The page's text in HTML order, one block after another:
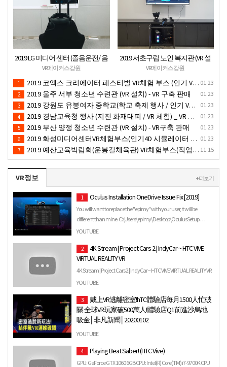
2019 LG 미디어 센터 (졸음운전/ 음
주운전 체험 행사) VR 체험 - VR 렌탈
대여 행사
VR메이커스강원
2019 서초구립 노인 복지관 (VR 설
치) - VR 구축 판매
VR메이커스강원
01.23
1 2019 코엑스 크리에이터 페스티벌 VR체험 부스 (인기 VR 체험) - VR렌탈대여 행사
01.23
2 2019 울주 서부 청소년 수련관 (VR 설치) - VR 구축 판매
01.23
3 2019 강원도 유봉여자 중학교(학교 축제 행사 / 인기 VR 컨텐츠 ) - VR렌탈대여 행사
01.23
4 2019 경남교육청 행사 (지진 화재대피 / VR 체험) _ VR 렌탈대여행사
01.23
5 2019 부산 양정 청소년 수련관 (VR 설치) - VR구축 판매
01.23
6 2019 화성미디어센터VR체험부스(인기4D 시뮬레이터 체험)-VR렌탈대여 행사
11.15
7 2019 예산교육박람회(운봉길체육관) VR체험부스(직업진로체험 / 인기VR체험)-VR렌탈대여행사
VR정보 + 더보기
1 Oculus Installation OneDrive Issue Fix [2019]
You will want to replace the "epimy" with your user, it will be
different than mine. C:\Users\epimy\Desktop\OculusSetup.…
YOUTUBE
2
4K Stream | Project Cars 2 | IndyCar ~ HTC VIVE
VIRTUAL REALITY VR
4K Stream | Project Cars 2 | IndyCar ~ HTC VIVE VIRTUAL REALITY VR
YOUTUBE
3
戴上VR逃離密室!hTC體驗店每月1500人忙破
關 全球VR玩家破500萬人!體驗店Q1前進沙烏地
吸金│非凡新聞│20200102
根據統計全球虛擬實境玩家人數突破500萬人，看好這波
線」以及近期超夯的「密室逃脫」為主題...
YOUTUBE
4 Playing Beat Saber! (HTC Vive)
GPU: GeForce GTX 1060 6GB CPU: Intel(R) Core(TM) i7-9700K CPU